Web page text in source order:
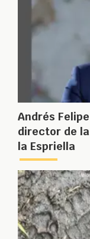
Andrés
director de la
la Espriella